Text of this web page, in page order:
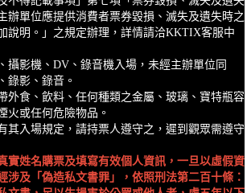
辦單位應提供消費者票券毀損、滅失及遺失時之
說明。」之規定辦理，詳情請洽KKTIX客服中
攝影機、DV、錄音機入場，未經主辦單位同
錄影、錄音。
外食、飲料、任何種類之金屬、玻璃、寶特瓶容
火或任何危險物品。
其入場規定，請持票人遵守之，遲到觀眾需遵守
實姓名購票及填寫有效個人資訊，一旦以虛假資
涉及「偽造私文書罪」，依照刑法第二百十條：